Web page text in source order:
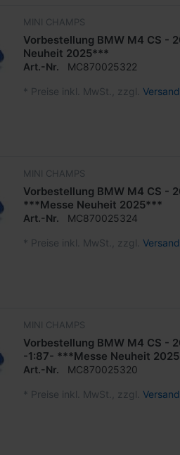
MINI CHAMPS
Vorbestellung BMW M4 CS -
Neuheit 2025***
Art.-Nr. MC870025322
* Preise inkl. MwSt., zzgl.
MINI CHAMPS
Vorbestellung BMW M4 CS -
***Messe Neuheit 2025***
Art.-Nr. MC870025324
* Preise inkl. MwSt., zzgl.
MINI CHAMPS
Vorbestellung BMW M4 CS -
-1:87- ***Messe Neuheit
Art.-Nr. MC870025320
* Preise inkl. MwSt., zzgl.